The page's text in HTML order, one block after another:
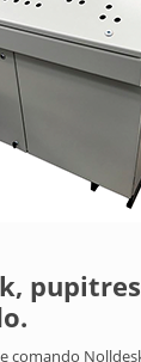
comando